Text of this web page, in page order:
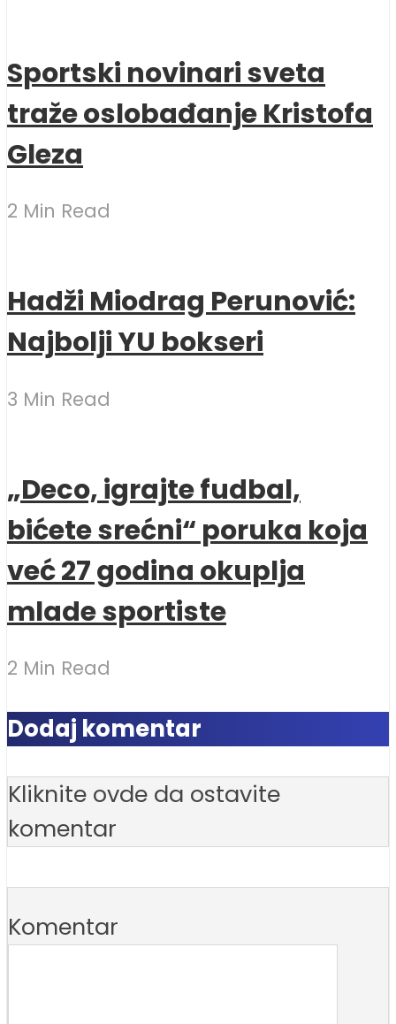
Sportski novinari sveta
traže oslobađanje Kristofa
Gleza
2 Min Read
Hadži Miodrag Perunović:
Najbolji YU bokseri
3 Min Read
„Deco, igrajte fudbal,
bićete srećni“ poruka koja
već 27 godina okuplja
mlade sportiste
2 Min Read
Dodaj komentar
Kliknite ovde da ostavite
komentar
Komentar